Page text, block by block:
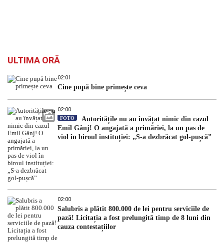
ULTIMA ORĂ
02:01
Cine pupă bine primește ceva
02:00
FOTO
Autoritățile nu au învățat nimic din cazul
Emil Gânj! O angajată a primăriei, la un pas de
viol în biroul instituției: „S-a dezbrăcat gol-pușcă”
02:00
Salubris a plătit 800.000 de lei pentru serviciile de
pază! Licitația a fost prelungită timp de 8 luni din
cauza contestațiilor